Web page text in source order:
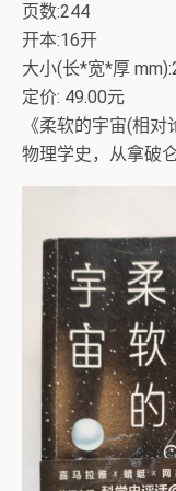
页数:244
开本:16开
大小(长*宽*厚
定价: 49.00元
《柔软的宇宙(相
物理学史，从拿破